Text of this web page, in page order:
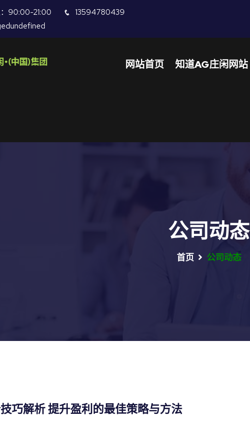
90:00-21:00
13594780439
网站首页 知道AG庄闲网站
公司动态
首页 公司动态
巧解析 提升盈利的最佳策略与方法